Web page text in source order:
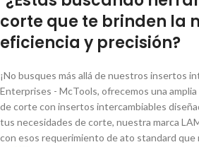
corte que te brinden la
eficiencia y precisión?
¡No busques más allá de nuestros insertos
Enterprises - McTools, ofrecemos una
de corte con insertos intercambiables
tus necesidades de corte, nuestra marca
con esos requerimiento de ato standard que